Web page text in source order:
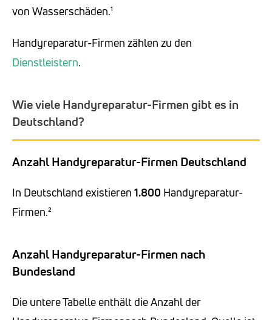
von Wasserschäden.¹
Handyreparatur-Firmen zählen zu den
Dienstleistern.
Wie viele Handyreparatur-Firmen gibt es in
Deutschland?
Anzahl Handyreparatur-Firmen Deutschland
In Deutschland existieren 1.800 Handyreparatur-
Firmen.²
Anzahl Handyreparatur-Firmen nach
Bundesland
Die untere Tabelle enthält die Anzahl der